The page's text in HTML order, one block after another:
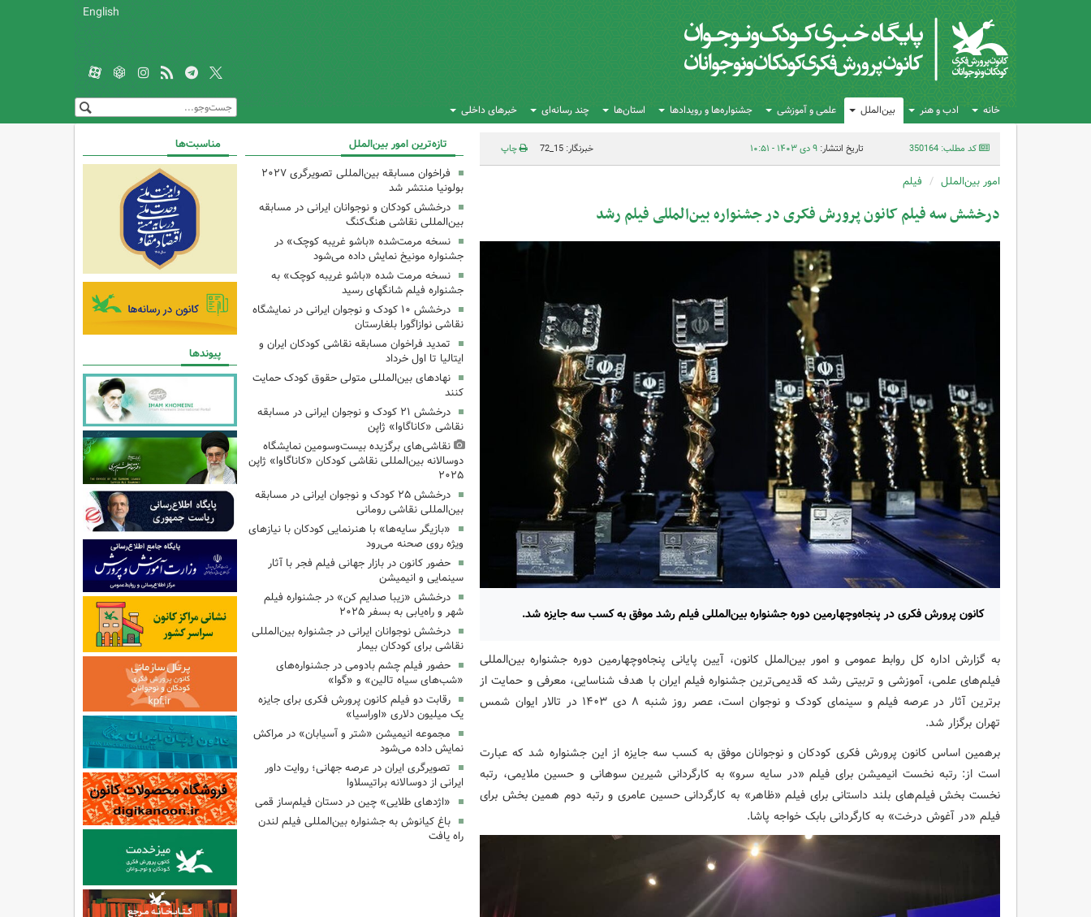
English
خانه ادب و هنر بین‌الملل علمی و آموزشی جشنواره‌ها و رویدادها استان‌ها چند رسانه‌ای خبرهای داخلی
کد مطلب: 350164 تاریخ انتشار:۹ دی ۱۴۰۳ - ۱۰:۵۱ خبرنگار: 15_72 چاپ
امور بین‌الملل فیلم
درخشش سه فیلم کانون پرورش فکری در جشنواره بین‌المللی فیلم رشد
کانون پرورش فکری در پنجاه‌وچهارمین دوره جشنواره بین‌المللی فیلم رشد موفق به کسب سه جایزه شد.
به گزارش اداره کل روابط عمومی و امور بین‌الملل کانون، آیین پایانی پنجاه‌وچهارمین دوره جشنواره بین‌المللی
فیلم‌های علمی، آموزشی و تربیتی رشد که قدیمی‌ترین جشنواره فیلم ایران با هدف شناسایی، معرفی و حمایت از
برترین آثار در عرصه فیلم و سینمای کودک و نوجوان است، عصر روز شنبه ۸ دی ۱۴۰۳ در تالار ایوان شمس
تهران برگزار شد.
برهمین اساس کانون پرورش فکری کودکان و نوجوانان موفق به کسب سه جایزه از این جشنواره شد که عبارت
است از: رتبه نخست انیمیشن برای فیلم «در سایه سرو» به کارگردانی شیرین سوهانی و حسین ملایمی، رتبه
نخست بخش فیلم‌های بلند داستانی برای فیلم «ظاهر» به کارگردانی حسین عامری و رتبه دوم همین بخش برای
فیلم «در آغوش درخت» به کارگردانی بابک خواجه پاشا.
تازه‌ترین امور بین‌الملل
فراخوان مسابقه بین‌المللی تصویرگری ۲۰۲۷
بولونیا منتشر شد
درخشش کودکان و نوجوانان ایرانی در مسابقه
بین‌المللی نقاشی هنگ‌کنگ
نسخه مرمت‌شده «باشو غریبه کوچک» در
جشنواره مونیخ نمایش داده می‌شود
نسخه مرمت شده «باشو غریبه کوچک» به
جشنواره فیلم شانگهای رسید
درخشش ۱۰ کودک و نوجوان ایرانی در نمایشگاه
نقاشی نوازاگورا بلغارستان
تمدید فراخوان مسابقه نقاشی کودکان ایران و
ایتالیا تا اول خرداد
نهادهای بین‌المللی متولی حقوق کودک‌ حمایت
کنند
درخشش ۲۱ کودک و نوجوان ایرانی در مسابقه
نقاشی «کاناگاوا» ژاپن
نقاشی‌های برگزیده بیست‌وسومین نمایشگاه
دوسالانه بین‌المللی نقاشی کودکان «کاناگاوا» ژاپن
۲۰۲۵
درخشش ۲۵ کودک و نوجوان ایرانی در مسابقه
بین‌المللی نقاشی رومانی
«بازیگر سایه‌ها» با هنرنمایی کودکان با نیازهای
ویژه روی صحنه می‌رود
حضور کانون در بازار جهانی فیلم فجر با آثار
سینمایی و انیمیشن
درخشش «زیبا صدایم کن» در جشنواره فیلم
شهر و راه‌یابی به بسفر ۲۰۲۵
درخشش نوجوانان ایرانی در جشنواره بین‌المللی
نقاشی برای کودکان بیمار
حضور فیلم چشم بادومی در جشنواره‌های
«شب‌های سیاه تالین» و «گوا»
رقابت دو فیلم کانون پرورش فکری برای جایزه
یک میلیون دلاری «اوراسیا»
مجموعه انیمیشن «شتر و آسیابان» در مراکش
نمایش داده می‌شود
تصویرگری ایران در عرصه جهانی؛ روایت داور
ایرانی از دوسالانه براتیسلاوا
«اژدهای طلایی» چین در دستان فیلم‌ساز قمی
باغ کیانوش به جشنواره بین‌المللی فیلم لندن
راه یافت
مناسبت‌ها
پیوندها